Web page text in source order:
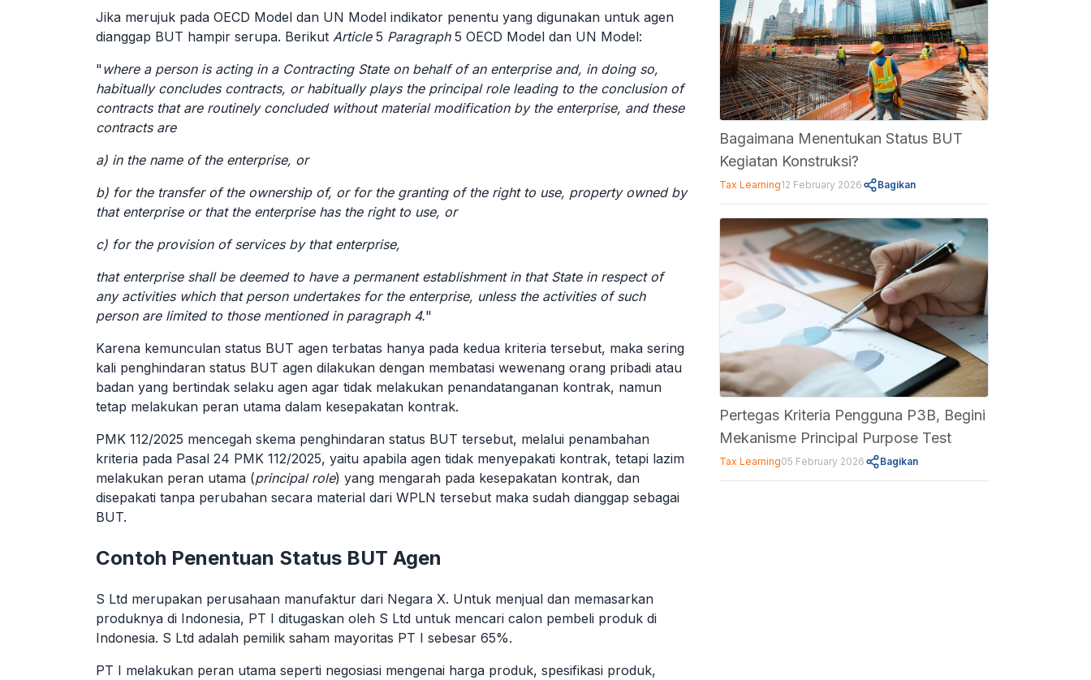
Jika merujuk pada OECD Model dan UN Model indikator penentu yang digunakan untuk agen
dianggap BUT hampir serupa. Berikut Article 5 Paragraph5 OECD Model dan UN Model:
"where a person is acting in a Contracting State on behalf of an enterprise and, in doing so,
habitually concludes contracts, or habitually plays the principal role leading to the conclusion of
contracts that are routinely concluded without material modification by the enterprise, and these
contracts are
a) in the name of the enterprise, or
b) for the transfer of the ownership of, or for the granting of the right to use, property owned by
that enterprise or that the enterprise has the right to use, or
c) for the provision of services by that enterprise,
that enterprise shall be deemed to have a permanent establishment in that State in respect of
any activities which that person undertakes for the enterprise, unless the activities of such
person are limited to those mentioned in paragraph 4."
Karena kemunculan status BUT agen terbatas hanya pada kedua kriteria tersebut, maka sering
kali penghindaran status BUT agen dilakukan dengan membatasi wewenang orang pribadi atau
badan yang bertindak selaku agen agar tidak melakukan penandatanganan kontrak, namun
tetap melakukan peran utama dalam kesepakatan kontrak.
PMK 112/2025 mencegah skema penghindaran status BUT tersebut, melalui penambahan
kriteria pada Pasal 24 PMK 112/2025, yaitu apabila agen tidak menyepakati kontrak, tetapi lazim
melakukan peran utama (principal role) yang mengarah pada kesepakatan kontrak, dan
disepakati tanpa perubahan secara material dari WPLN tersebut maka sudah dianggap sebagai
BUT.
Contoh Penentuan Status BUT Agen
S Ltd merupakan perusahaan manufaktur dari Negara X. Untuk menjual dan memasarkan
produknya di Indonesia, PT I ditugaskan oleh S Ltd untuk mencari calon pembeli produk di
Indonesia. S Ltd adalah pemilik saham mayoritas PT I sebesar 65%.
PT I melakukan peran utama seperti negosiasi mengenai harga produk, spesifikasi produk,
Bagaimana Menentukan Status BUT
Kegiatan Konstruksi?
Tax Learning12 February 2026 Bagikan
Pertegas Kriteria Pengguna P3B, Begini
Mekanisme Principal Purpose Test
Tax Learning05 February 2026 Bagikan